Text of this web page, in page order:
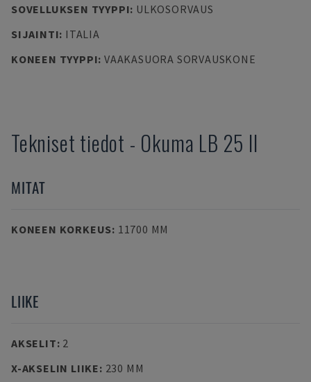
SOVELLUKSEN TYYPPI: ULKOSORVAUS
SIJAINTI: ITALIA
KONEEN TYYPPI: VAAKASUORA SORVAUSKONE
Tekniset tiedot - Okuma LB 25 II
MITAT
KONEEN KORKEUS: 11700 MM
LIIKE
AKSELIT: 2
X-AKSELIN LIIKE: 230 MM